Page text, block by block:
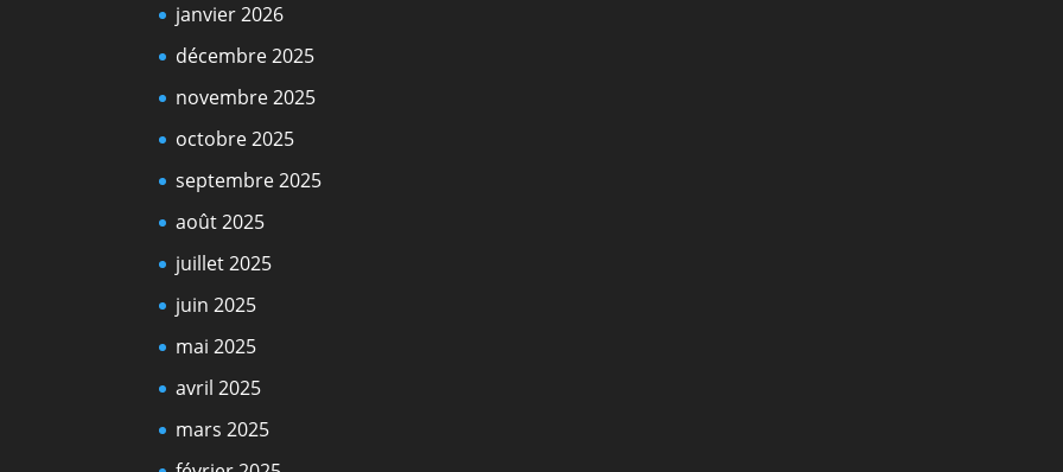
janvier 2026
décembre 2025
novembre 2025
octobre 2025
septembre 2025
août 2025
juillet 2025
juin 2025
mai 2025
avril 2025
mars 2025